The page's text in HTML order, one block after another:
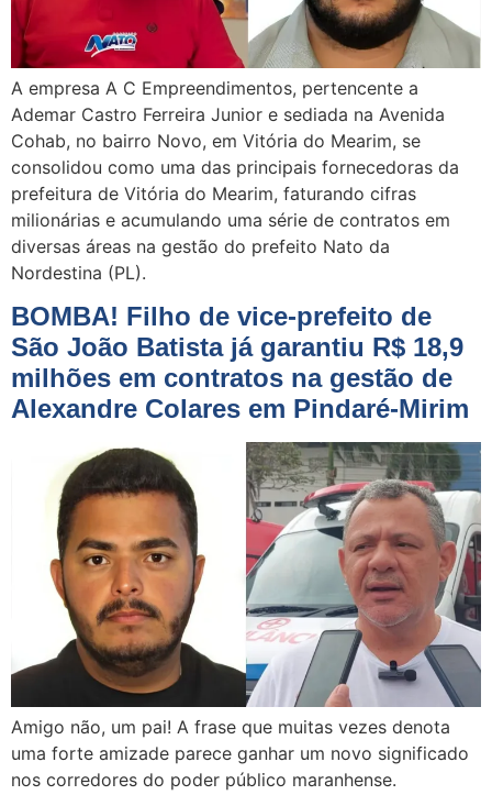
A empresa A C Empreendimentos, pertencente a
Ademar Castro Ferreira Junior e sediada na Avenida
Cohab, no bairro Novo, em Vitória do Mearim, se
consolidou como uma das principais fornecedoras da
prefeitura de Vitória do Mearim, faturando cifras
milionárias e acumulando uma série de contratos em
diversas áreas na gestão do prefeito Nato da
Nordestina (PL).
BOMBA! Filho de vice-prefeito de
São João Batista já garantiu R$ 18,9
milhões em contratos na gestão de
Alexandre Colares em Pindaré-Mirim
Amigo não, um pai! A frase que muitas vezes denota
uma forte amizade parece ganhar um novo significado
nos corredores do poder público maranhense.